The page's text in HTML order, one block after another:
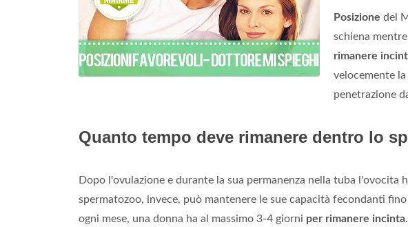
Posizione del
schiena
rimanere
velocemente
penetrazione
Quanto tempo deve rimanere dentro lo
Dopo l'ovulazione e durante la sua permanenza nella tuba l'ovocita
spermatozoo, invece, può mantenere le sue capacità fecondanti fino
ogni mese, una donna ha al massimo 3-4 giorni per rimanere incinta.